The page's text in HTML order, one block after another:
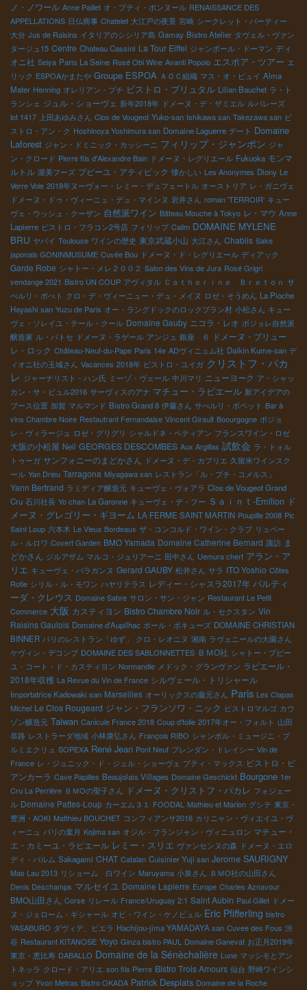
ノ・ノワール Anne Paillet オ・プティ・ボンヌール RENAISSANCE DES
APPELLATIONS 日仏商事 Chatelet 大江戸の夜景 宮崎 シークレット・パーティー
大分 Jus de Raisins イタリアのシシリア島 Gamay Bistro Atelier タヴェル・ヴァン
タージュ15 Centre Chateau Cassini La Tour Eiffel ジャンポール・ドーマン ディ
オニ社 Seiya Paris La Seine Rosé Obi Wine Avanti Popolo エスポア・ツアー エ
リック ESPOAかまたや Groupe ESPOA ＡＯＣ組織 マス・オ・ビュイ Alma
Mater Henning オレリアン・プチ ビストロ・ブリュタル Lilian Bauchet ラ・ト
ランシェ ジュル・ショーヴェ 新年2018年 ドメーヌ・デ・ザミエル ルバレーズ
lot 1417 上田あゆみさん Clos de Vougeot Yuko-san Ishikawa san Takezawa san ビ
ストロ・アン・ク Hoshinoya Yoshimura san Domaine Laguerre デート Domaine
Laforest ジャン・ドミニック・カッシーニ フィリップ・ジャンボン ジャ
ン・クロード Pierre fils d'Alexandre Bain ドメーヌ・レグリエール Fukuoka モンマ
ルトル 渥美フーズ プピーユ・アティピック 懐かしい Les Anonymes Diony Le
Verre Vole 2018年ヌーヴォー・レミー・デュフェートル オーストリア レ・ガニヴェ
ドメーヌ・ドゥ・ヴィーニュ・デュ・マインヌ 岩井さん roman 'TERROIR' キュー
ヴェ・ウッシュ・クーザン 自然派ワイン Bâteau Mouche à Tokyo レ・マウ Anne
Lapierre ビストロ・フラコン2号店 フィリップ Calim DOMAINE MYLENE
BRU ヤバイ Toulouse ワインの歴史 東京武蔵小山 大江さん Chablis Sake
japonais GONINMUSUME Cuvée Bou ドメーヌ・ド・レグリエール ディアック
Garde Robe シャトー・メレ２００２ Salon des Vins de Jura Rosé Grigri
vendange 2021 Bistro UN COUP アヴィタル Ｃａｔｈｅｒｉｎｅ Ｂｒｅｔｏｎ サ
ぺルリ・ポぺト クロ・デ・ヴィーニュー・デュ・メイヌ ロゼ・そうめん La Pioche
Hayashi san Yuzu de Paris オー・ラングドックのロックブラン村 小松さん キュー
ヴェ・ソレイユ・テール・クール Domaine Gauby ニコラ・レオ ボジョレ自然派
醸造家 ル・バトセ ドメーヌ・ラゲール アンジュ 銀座 ６
ドメーヌ・プリュー
レ・ロック Château-Neuf-du-Pape Paris 14e ADヴィニュム社 Daikin Kume-san デ
ィオニ社の玉城さん Vacances 2018年 ビストロ・ユイガ クリストフ・パカ
レ ジャーナリスト・ハン氏 ミーゾ・ヴェール 中川マリ ニューヨーク ア・シャッ
カン・サ・ビュル2016 サーヴィスのアナ マチュー・ラピエール 新アイデアの
ブース位置 加賀 マルマンド Bistro Grand 8 伊藤さん サぺルリ・ポペット Bar à
vins Chambre Noire Restautrant Fernandaise Vincent Girault Boourgogne ボジョ
レ・ヴィラージュ ロゼ・グリグリ シャルドネ・ペティアン フランスワイン・ロゼ
大阪の小松屋 Neil GEORGES DESCOMBES Aux Argillas 試飲会 ラ・トォル
トゥーガ サンフォニーのまどかさん ドメーヌ・デ・カプリエ 久留米ワインスク
ール Yan Drieu Tarragona Miyagawa san レストラン「ル・プチ・コメルス」
Yann Bertrand ラミディア醸造元 キューヴェ・ヴォアラ Clos de Vougeot Grand
Cru 石川社長 Yo chan La Garonne キューヴェ・デ・フー Ｓａｉｎｔ-Emilion ド
メーヌ・グレゴリー・ギヨーム LA FERME SAINT MARTIN Poupille 2008 Pic
Saint Loup 六本木 Le Vieux Bordeaux ザ・コンコルド・ワイン・クラブ リュペー
ル・ルロワ Covert Garden BMO Yamada Domaine Catherine Bernard 諏訪 ま
どかさん ジルアザム マルコ・ジュリアーニ 田中さん Uemura cherf アラン・ア
リエ キューヴェ・バラガンヌ Gerard GAUBY 松井さん サラ ITO Yoshio Côtes
Rotie シリル・ル・モワン ハヤリテラス レディー・シャスラ2017年 パルティ
ーダ・クレウス Domaine Sabre サロン・サン・ジャン Restaurant Le Petit
Commerce 大阪 カスティヨン Bistro Chambre Noir ル・セクスタン Vin
Raisins Gaulois Domaine d'Aupilhac ポール・ボキューズ DOMAINE CHRISTIAN
BINNER パリのレストラン「ゆず」 クロ・レオニヌ 湘南 ラヴェニールの大園さん
ケヴィン・デコンブ DOMAINE DES SABLONNETTES ＢＭО社 シャトー・プピー
ユ・コート・ド・カスティヨン Normandie メドック・グランヴァン ラピエール・
2018年収穫 La Revue du Vin de France シルヴェール・トリシャール
Importatrice Kadowaki san Marseilles オーリックスの藤元さん Paris Les Clapas
Michel Le Clos Rougeard ジャン・フランソワ・ニック ビストロマルゴ カウ
ゾン醸造元 Taiwan Canicule France 2018 Coup d'folie 2017年オー・フォルト 山田
恭路 レストラーダ地域 小林康弘さん François RIBO シャンボル・ミュージニ・プ
ルミエクリュ SOPEXA René Jean Pont Neuf ブレンダン・トレイシー Vin de
France レ・ジュニック・ド・ジュル・ショーヴェ プティ・マックス ビストロ・ビ
アンカーラ Cave Papilles Beaujolais Villages Domaine Geschickt Bourgone 1er
Cru La Perrière ＢＭОの聖子さん ドメーヌ・クリストフ・パカレ フォジェー
ル Domaine Pattes-Loup カーエム３１ FOODAL Mathieu et Marion グシテ 東京・
豊洲・AOKI Matthieu BOUCHET コンフィアンサ2016 カリニャン・ヴィエイユ・ヴ
ィーニュ パリの葉月 Kojima san オジル・フランジャン・ヴィニュロン マチュー・
エ・カミーユ・ラピエール レミー・スリエ ヴァンセンヌの森 ドメーヌ・エロ
ディ・バルム Sakagami CHAT Catalan Cuisinier Yuji san Jerome SAURIGNY
Mas Lau 2013 リショーム 白ワイン Maruyama 小泉さん ＢＭО社の山田さん
Denis Deschamps マルセイユ Domaine Lapierre Europe Charles Aznavour
BMO山田さん Corse リレール France/Uruguay 2:1 Saint Aubin Paul Gillet ドメー
ヌ・ジェローム・ギシャール オビ・ワイン・ケノビュル Eric Pfifferling bistro
YASABURO ダヴィデ、ピエラ Hachijou-jima YAMADAYA san Cuvee des Fous 渋
谷 Restaurant KITANOSE Yoyo Ginza bistro PAUL Domaine Ganevat お正月2019年
東京・恵比寿 DABALLO Domaine de la Sénèchalière Lune マッシモとアン
トネッラ クロード・アリエ son fils Pierre Bistro Trois Amours 仙台 野崎ワインシ
ョップ Yvon Metras Bistro OKADA Patrick Desplats Domaine de la Roche